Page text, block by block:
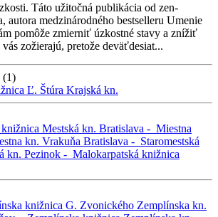
Táto užitočná publikácia od zen-
autora medzinárodného bestselleru Umenie
pomôže zmierniť úzkostné stavy a znížiť
zožierajú, pretože deväťdesiat...
(1)
Ľ. Štúra Krajská kn.
Mestská kn. Bratislava - Miestna
kn. Vrakuňa Bratislava - Staromestská
kn. Pezinok - Malokarpatská knižnica
knižnica G. Zvonického Zemplínska kn.